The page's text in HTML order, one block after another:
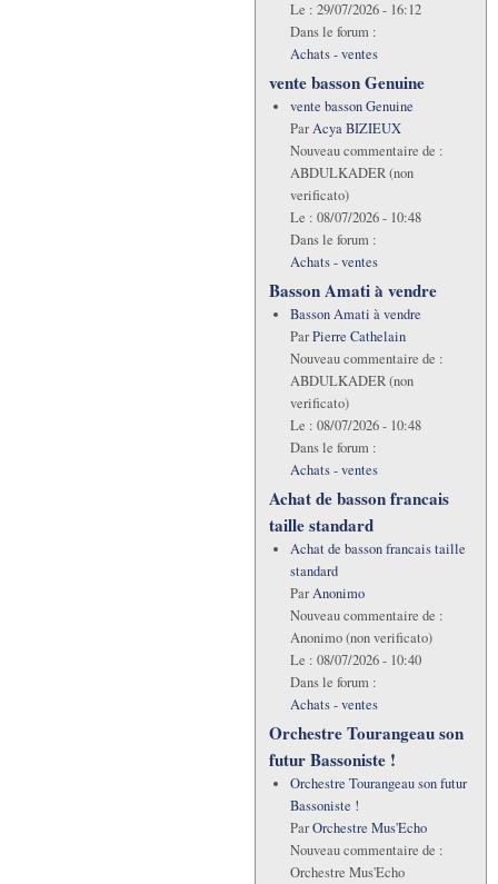
Le : 29/07/2026 - 16:12
Dans le forum :
Achats - ventes
vente basson Genuine
vente basson Genuine
ParAcya BIZIEUX
Nouveau commentaire de :
ABDULKADER (non
verificato)
Le : 08/07/2026 - 10:48
Dans le forum :
Achats - ventes
Basson Amati à vendre
Basson Amati à vendre
ParPierre Cathelain
Nouveau commentaire de :
ABDULKADER (non
verificato)
Le : 08/07/2026 - 10:48
Dans le forum :
Achats - ventes
Achat de basson francais
taille standard
Achat de basson francais taille
standard
ParAnonimo
Nouveau commentaire de :
Anonimo (non verificato)
Le : 08/07/2026 - 10:40
Dans le forum :
Achats - ventes
Orchestre Tourangeau son
futur Bassoniste !
Orchestre Tourangeau son futur
Bassoniste !
ParOrchestre Mus'Echo
Nouveau commentaire de :
Orchestre Mus'Echo